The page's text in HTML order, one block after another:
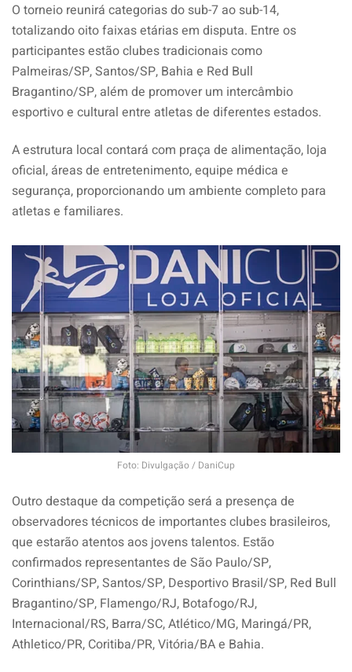
O torneio reunirá categorias do sub-7 ao sub-14,
totalizando oito faixas etárias em disputa. Entre os
participantes estão clubes tradicionais como
Palmeiras/SP, Santos/SP, Bahia e Red Bull
Bragantino/SP, além de promover um intercâmbio
esportivo e cultural entre atletas de diferentes estados.
A estrutura local contará com praça de alimentação, loja
oficial, áreas de entretenimento, equipe médica e
segurança, proporcionando um ambiente completo para
atletas e familiares.
Foto: Divulgação / DaniCup
Outro destaque da competição será a presença de
observadores técnicos de importantes clubes brasileiros,
que estarão atentos aos jovens talentos. Estão
confirmados representantes de São Paulo/SP,
Corinthians/SP, Santos/SP, Desportivo Brasil/SP, Red Bull
Bragantino/SP, Flamengo/RJ, Botafogo/RJ,
Internacional/RS, Barra/SC, Atlético/MG, Maringá/PR,
Athletico/PR, Coritiba/PR, Vitória/BA e Bahia.